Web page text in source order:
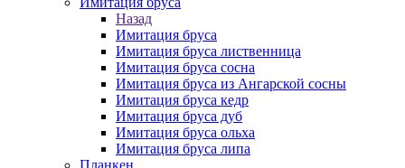
Назад
Имитация бруса
Имитация бруса лиственница
Имитация бруса сосна
Имитация бруса из Ангарской сосны
Имитация бруса кедр
Имитация бруса дуб
Имитация бруса ольха
Имитация бруса липа
Планкен